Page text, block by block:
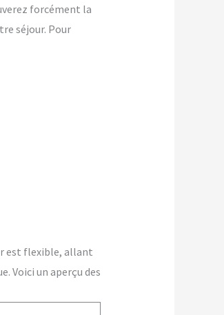
forcément la
séjour. Pour
est flexible, allant
Voici un aperçu des